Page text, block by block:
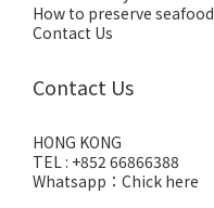
How to preserve seafood
Contact Us
Contact Us
HONG KONG
TEL : +852 66866388
Whatsapp： Chick here